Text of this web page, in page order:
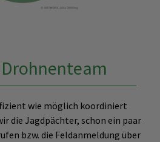
wie möglich koordiniert
die Jagdpächter, schon ein paar
bzw. die Feldanmeldung über